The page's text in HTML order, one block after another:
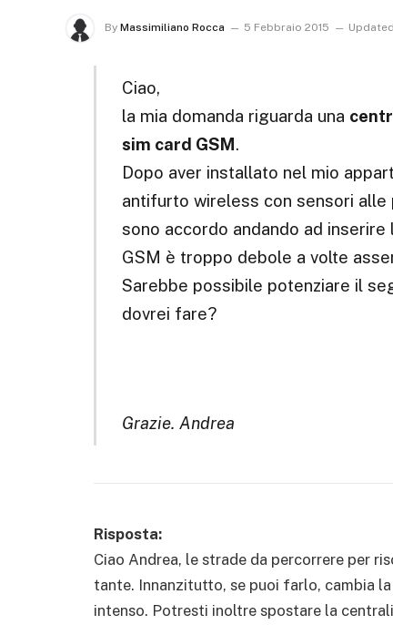
By Massimiliano Rocca 5 Febbraio 2015
Ciao,
la mia domanda riguarda una
sim card GSM.
Dopo aver installato nel mio
antifurto wireless con sensori
sono accordo andando ad inserire
GSM è troppo debole a volte
Sarebbe possibile potenziare il
dovrei fare?
Grazie. Andrea
Risposta:
Ciao Andrea, le strade da percorrere per
tante. Innanzitutto, se puoi farlo, cambia
intenso. Potresti inoltre spostare la